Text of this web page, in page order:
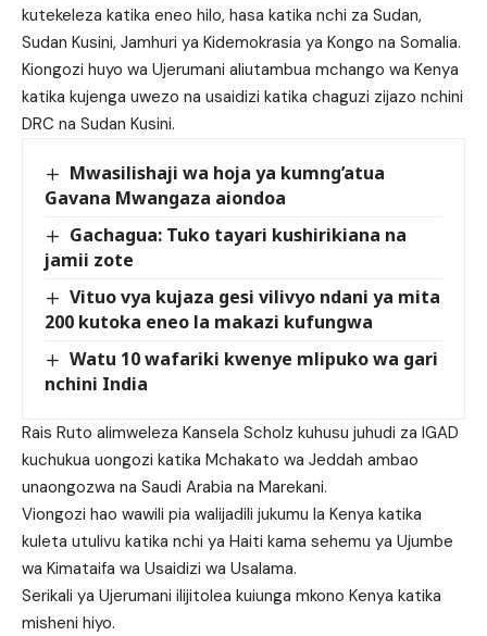
kutekeleza katika eneo hilo, hasa katika nchi za Sudan,
Sudan Kusini, Jamhuri ya Kidemokrasia ya Kongo na Somalia.
Kiongozi huyo wa Ujerumani aliutambua mchango wa Kenya
katika kujenga uwezo na usaidizi katika chaguzi zijazo nchini
DRC na Sudan Kusini.
Mwasilishaji wa hoja ya kumng’atua
Gavana Mwangaza aiondoa
Gachagua: Tuko tayari kushirikiana na
jamii zote
Vituo vya kujaza gesi vilivyo ndani ya mita
200 kutoka eneo la makazi kufungwa
Watu 10 wafariki kwenye mlipuko wa gari
nchini India
Rais Ruto alimweleza Kansela Scholz kuhusu juhudi za IGAD
kuchukua uongozi katika Mchakato wa Jeddah ambao
unaongozwa na Saudi Arabia na Marekani.
Viongozi hao wawili pia walijadili jukumu la Kenya katika
kuleta utulivu katika nchi ya Haiti kama sehemu ya Ujumbe
wa Kimataifa wa Usaidizi wa Usalama.
Serikali ya Ujerumani ilijitolea kuiunga mkono Kenya katika
misheni hiyo.